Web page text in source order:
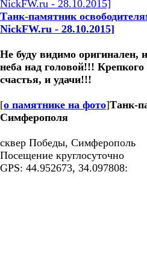
Танк-памятник
NickFW.ru - 28.10.2015]
Не буду видимо оригинален,
неба над головой!!!
счастья, и удачи!!!
[о памятнике на фото]Танк-
Симферополя
сквер Победы, Симферополь
Посещение круглосуточно
GPS: 44.952673, 34.097808: